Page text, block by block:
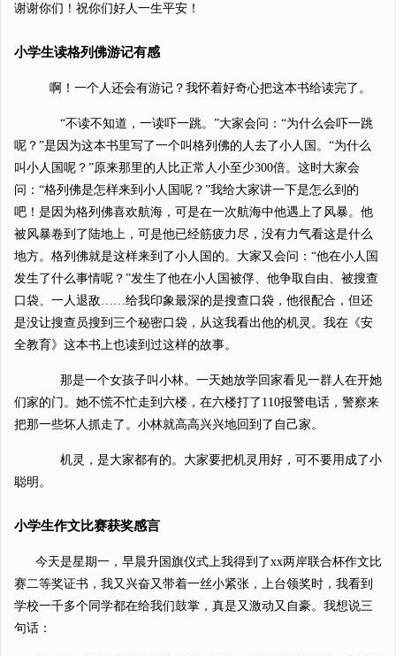
谢谢你们！祝你们好人一生平安！
小学生读格列佛游记有感
啊！一个人还会有游记？我怀着好奇心把这本书给读完了。
“不读不知道，一读吓一跳。”大家会问：“为什么会吓一跳
呢？”是因为这本书里写了一个叫格列佛的人去了小人国。“为什么
叫小人国呢？”原来那里的人比正常人小至少300倍。这时大家会
问：“格列佛是怎样来到小人国呢？”我给大家讲一下是怎么到的
吧！是因为格列佛喜欢航海，可是在一次航海中他遇上了风暴。他
被风暴卷到了陆地上，可是他已经筋疲力尽，没有力气看这是什么
地方。格列佛就是这样来到了小人国的。大家又会问：“他在小人国
发生了什么事情呢？”发生了他在小人国被俘、他争取自由、被搜查
口袋、一人退敌……给我印象最深的是搜查口袋，他很配合，但还
是没让搜查员搜到三个秘密口袋，从这我看出他的机灵。我在《安
全教育》这本书上也读到过这样的故事。
那是一个女孩子叫小林。一天她放学回家看见一群人在开她
们家的门。她不慌不忙走到六楼，在六楼打了110报警电话，警察来
把那一些坏人抓走了。小林就高高兴兴地回到了自己家。
机灵，是大家都有的。大家要把机灵用好，可不要用成了小
聪明。
小学生作文比赛获奖感言
今天是星期一，早晨升国旗仪式上我得到了xx两岸联合杯作文比
赛二等奖证书，我又兴奋又带着一丝小紧张，上台领奖时，我看到
学校一千多个同学都在给我们鼓掌，真是又激动又自豪。我想说三
句话：